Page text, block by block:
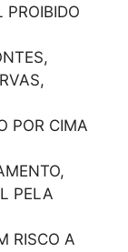
PROIBIDO
POR CIMA
PELA
RISCO A